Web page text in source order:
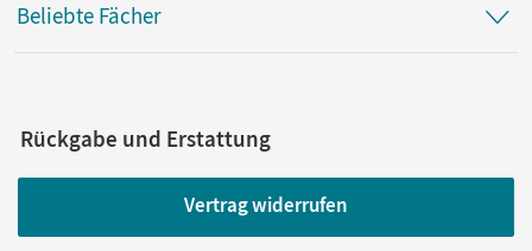
Beliebte Fächer
Rückgabe und Erstattung
Vertrag widerrufen